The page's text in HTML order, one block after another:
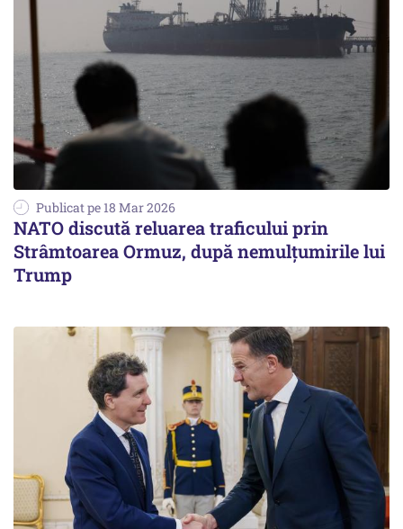
Publicat pe 18 Mar 2026
NATO discută reluarea traficului prin
Strâmtoarea Ormuz, după nemulțumirile lui
Trump